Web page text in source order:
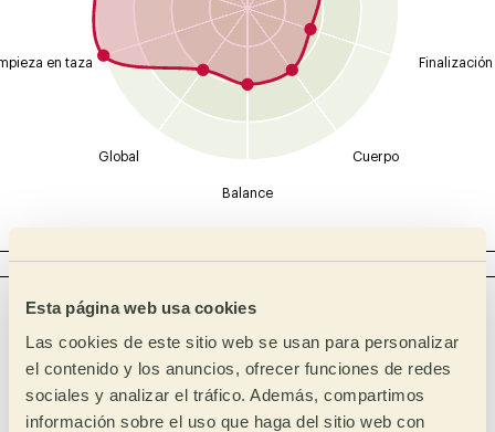
Esta página web usa cookies
Las cookies de este sitio web se usan para personalizar
el contenido y los anuncios, ofrecer funciones de redes
sociales y analizar el tráfico. Además, compartimos
información sobre el uso que haga del sitio web con
Finalización
Cuerpo
Balance
Global
en taza
ACIDEZ
Intensidad
Media
Media Alta
Alta
Tipo
Láctico
Cítrico